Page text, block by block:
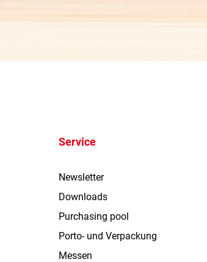
Service
Newsletter
Downloads
Purchasing pool
Porto- und Verpackung
Messen